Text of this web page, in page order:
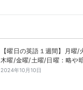
【曜日の英語１週間】月曜
木曜/金曜/土曜/日曜：略や
2024年10月10日